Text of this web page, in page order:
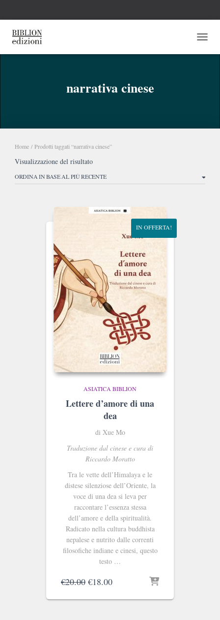
narrativa cinese
Home / Prodotti taggati “narrativa cinese”
Visualizzazione del risultato
IN OFFERTA!
ASIATICA BIBLION
Lettere d’amore di una
dea
di Xue Mo
Traduzione dal cinese e cura di
Riccardo Moratto
Tra le vette dell’Himalaya e le
distese silenziose dell’Oriente, la
voce di una dea si leva per
raccontare l’essenza stessa
dell’amore e della spiritualità.
Radicato nella cultura buddhista
nepalese e nutrito dalle correnti
filosofiche indiane e cinesi, questo
testo …
€20.00 Il
originale
€18.00Il
attuale